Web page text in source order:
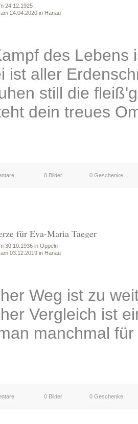
24.12.1925
24.04.2020 in Hanau
des Lebens
ist aller
still die
dein treues
0 Bilder 0 Geschenke
für Eva-Maria Taeger
30.10.1936 in Oppeln
03.12.2019 in Hanau
Weg ist zu
Vergleich ist
manchmal
0 Bilder 0 Geschenke